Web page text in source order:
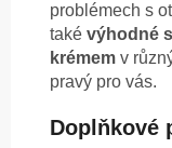
problémech s
také výhodné
krémem v
pravý pro vás.
Doplňkové